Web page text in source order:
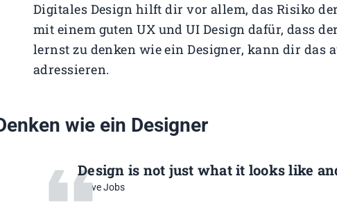
Digitales Design hilft dir vor allem, das Risiko
mit einem guten UX und UI Design dafür, dass
lernst zu denken wie ein Designer, kann dir das
adressieren.
wie ein Designer
Design is not just what it looks like
Steve Jobs